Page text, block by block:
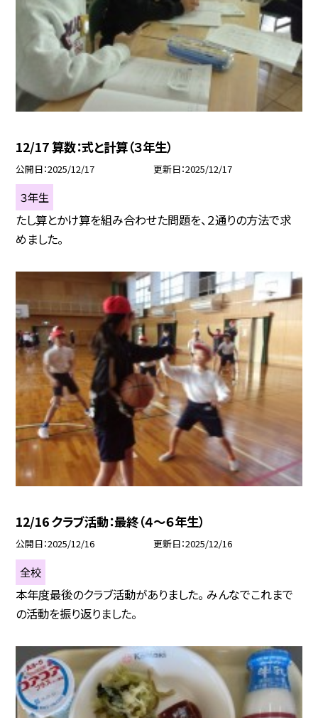
12/17 算数：式と計算（３年生）
公開日 2025/12/17 更新日 2025/12/17
３年生
たし算とかけ算を組み合わせた問題を、２通りの方法で求
めました。
12/16 クラブ活動：最終（４～６年生）
公開日 2025/12/16 更新日 2025/12/16
全校
本年度最後のクラブ活動がありました。 みんなでこれまで
の活動を振り返りました。